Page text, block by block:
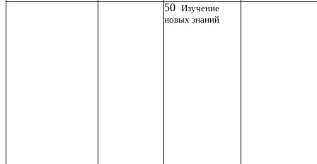
50 Изучение
новых знаний